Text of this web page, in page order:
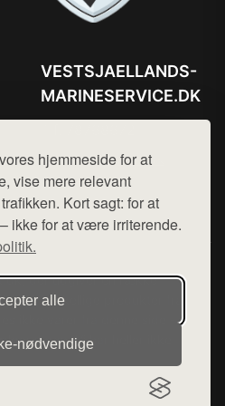
hjemmeside for at
vise mere relevant
Kort sagt: for at
ikke for at være irriterende.
alle
VESTSJAELLANDS-
MARINESERVICE.DK
Mail:hej@want.dk
Cookie- og privatlivspolitik
der udgiver en række
af forskellige produkter fra
ikke varer fra denne side - vi
varen. Vi har heller ikke
Alle rettigheder